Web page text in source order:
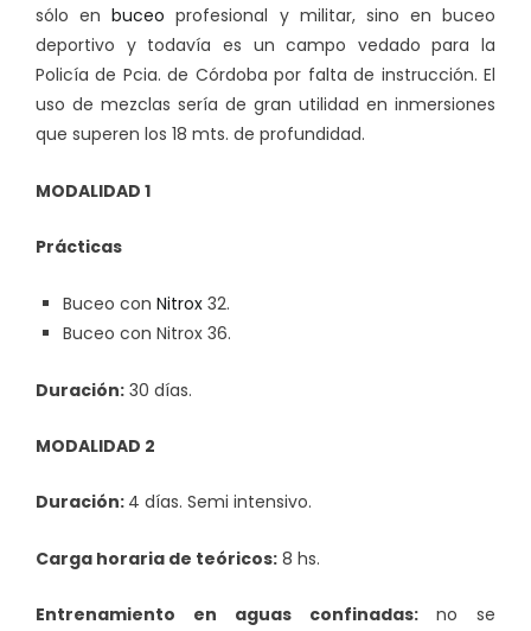
sólo enbuceo profesional y militar, sino en buceo
deportivo y todavía es un campo vedado para la
Policía de Pcia. de Córdoba por falta de instrucción. El
uso de mezclas sería de gran utilidad en inmersiones
que superen los 18 mts. de profundidad.
MODALIDAD 1
Prácticas
Buceo conNitrox 32.
Buceo con Nitrox 36.
Duración: 30 días.
MODALIDAD 2
Duración: 4 días. Semi intensivo.
Carga horaria de teóricos: 8 hs.
Entrenamiento en aguas confinadas: no se